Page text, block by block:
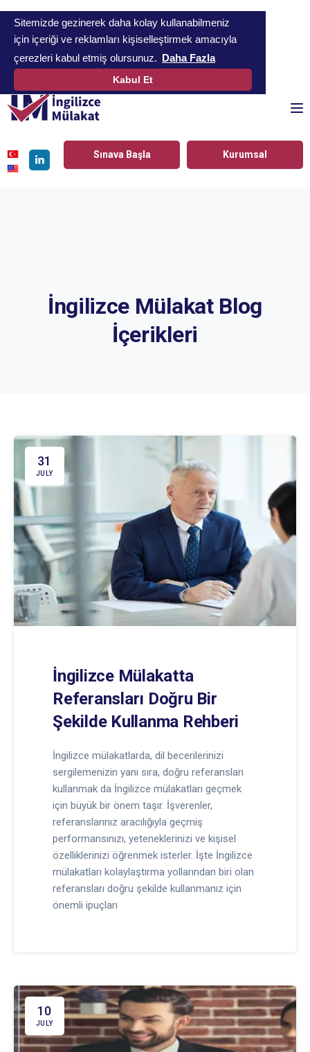
Sitemizde gezinerek daha kolay kullanabilmeniz
için içeriği ve reklamları kişiselleştirmek amacıyla
çerezleri kabul etmiş olursunuz. Daha Fazla
Kabul Et
Sınava Başla Kurumsal
İngilizce Mülakat Blog
İçerikleri
31
JULY
İngilizce Mülakatta
Referansları Doğru Bir
Şekilde Kullanma Rehberi
İngilizce mülakatlarda, dil becerilerinizi
sergilemenizin yanı sıra, doğru referansları
kullanmak da İngilizce mülakatları geçmek
için büyük bir önem taşır. İşverenler,
referanslarınız aracılığıyla geçmiş
performansınızı, yeteneklerinizi ve kişisel
özelliklerinizi öğrenmek isterler. İşte İngilizce
mülakatları kolaylaştırma yollarından biri olan
referansları doğru şekilde kullanmanız için
önemli ipuçları
10
JULY